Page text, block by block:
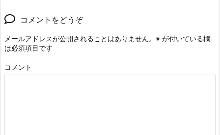
コメントをどうぞ
メールアドレスが公開されることはありません。 ※ が付いている欄
は必須項目です
コメント